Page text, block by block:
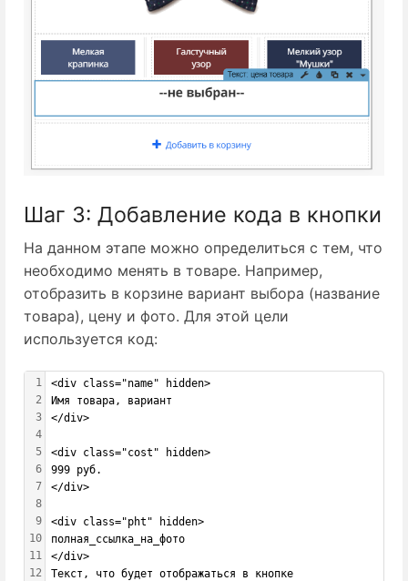
Шаг 3: Добавление кода в кнопки
На данном этапе можно определиться с тем, что
необходимо менять в товаре. Например,
отобразить в корзине вариант выбора (название
товара), цену и фото. Для этой цели
используется код:
1
2
3
4
5
6
7
8
9
10
11
12
<div class="name" hidden>
Имя товара, вариант
</div>
<div class="cost" hidden>
999 руб.
</div>
<div class="pht" hidden>
полная_ссылка_на_фото
</div>
Текст, что будет отображаться в кнопке